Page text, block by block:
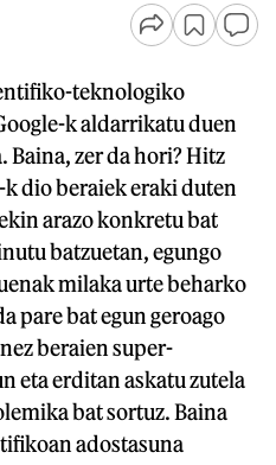
teknologiko
k aldarrikatu duen
Baina, zer da hori? Hitz
dio beraiek eraki duten
arazo konkretu bat
batzuetan, egungo
milaka urte beharko
pare bat egun geroago
beraien super-
eta erditan askatu zutela
bat sortuz. Baina
adostasuna